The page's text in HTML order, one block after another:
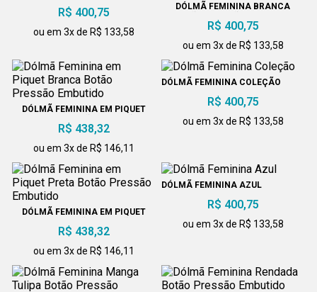
R$ 400,75
ou em 3x de R$ 133,58
DÓLMÃ FEMININA BRANCA
R$ 400,75
ou em 3x de R$ 133,58
DÓLMÃ FEMININA EM PIQUET
EMBUTIDO
R$ 438,32
ou em 3x de R$ 146,11
DÓLMÃ FEMININA COLEÇÃO
R$ 400,75
ou em 3x de R$ 133,58
DÓLMÃ FEMININA EM PIQUET
EMBUTIDO
R$ 438,32
ou em 3x de R$ 146,11
DÓLMÃ FEMININA AZUL
R$ 400,75
ou em 3x de R$ 133,58